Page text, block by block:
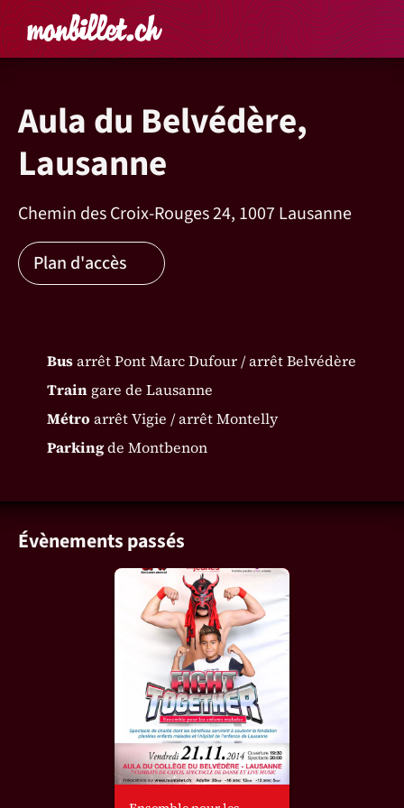
Accueil Rechercher un
Panier
Aula du Belvédère,
Lausanne
Chemin des Croix-Rouges 24, 1007 Lausanne
Plan d'accès
Busarrêt Pont Marc Dufour / arrêt Belvédère
Train gare de Lausanne
Métro arrêt Vigie / arrêt Montelly
Parkingde Montbenon
Évènements passés